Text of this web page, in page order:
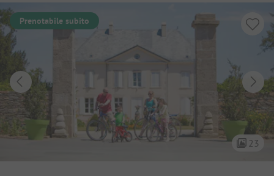
Prenotabile subito
23